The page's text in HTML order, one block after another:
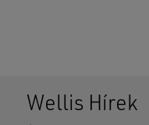
Wellis Hírek